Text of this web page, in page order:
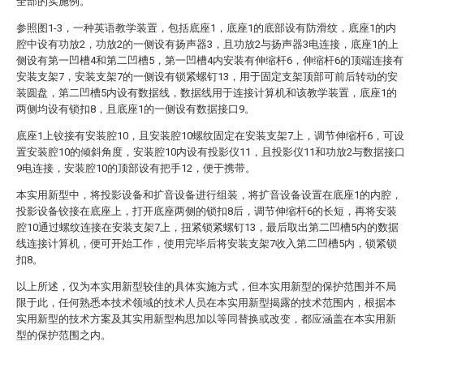
参照图1-3，一种英语教学装置，包括底座1，底座1的底部设有防滑纹，底座1的内
腔中设有功放2，功放2的一侧设有扬声器3，且功放2与扬声器3电连接，底座1的上
侧设有第一凹槽4和第二凹槽5，第一凹槽4内安装有伸缩杆6，伸缩杆6的顶端连接有
安装支架7，安装支架7的一侧设有锁紧螺钉13，用于固定支架顶部可前后转动的安
装圆盘，第二凹槽5内设有数据线，数据线用于连接计算机和该教学装置，底座1的
两侧均设有锁扣8，且底座1的一侧设有数据接口9。
底座1上铰接有安装腔10，且安装腔10螺纹固定在安装支架7上，调节伸缩杆6，可设
置安装腔10的倾斜角度，安装腔10内设有投影仪11，且投影仪11和功放2与数据接口
9电连接，安装腔10的顶部设有把手12，便于携带。
本实用新型中，将投影设备和扩音设备进行组装，将扩音设备设置在底座1的内腔，
投影设备铰接在底座上，打开底座两侧的锁扣8后，调节伸缩杆6的长短，再将安装
腔10通过螺纹连接在安装支架7上，扭紧锁紧螺钉13，最后取出第二凹槽5内的数据
线连接计算机，便可开始工作，使用完毕后将安装支架7收入第二凹槽5内，锁紧锁
扣8。
以上所述，仅为本实用新型较佳的具体实施方式，但本实用新型的保护范围并不局
限于此，任何熟悉本技术领域的技术人员在本实用新型揭露的技术范围内，根据本
实用新型的技术方案及其实用新型构思加以等同替换或改变，都应涵盖在本实用新
型的保护范围之内。